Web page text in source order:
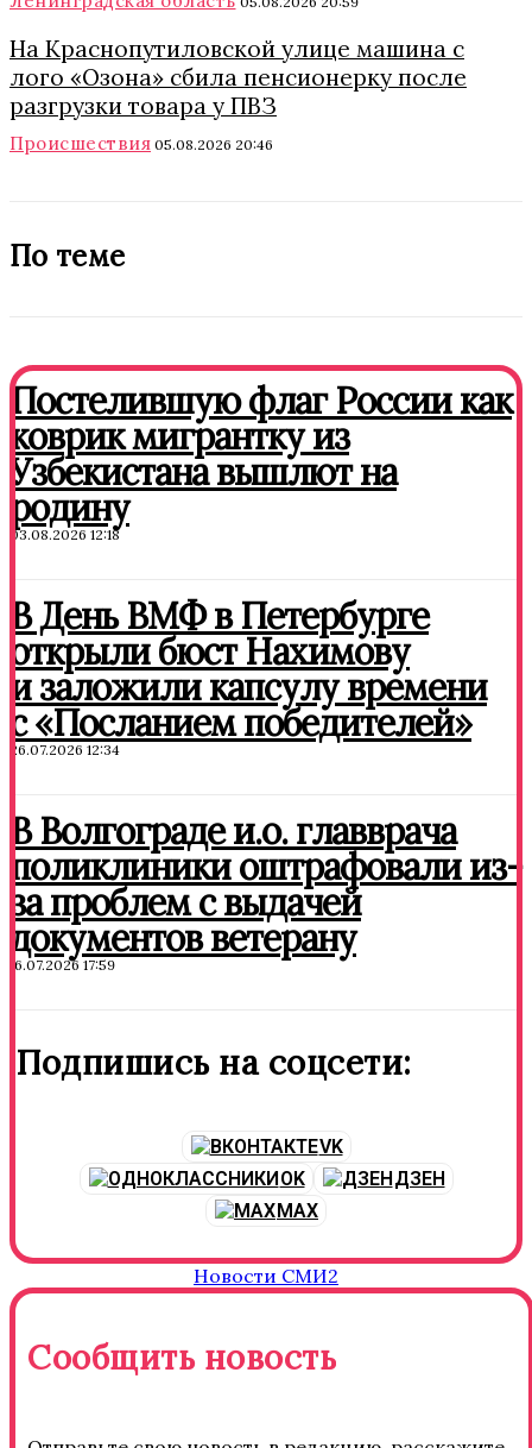
На Краснопутиловской улице машина с
лого «Озона» сбила пенсионерку после
разгрузки товара у ПВЗ
Происшествия 05.08.2026 20:46
По теме
Постелившую флаг России как
коврик мигрантку из
Узбекистана вышлют на
родину
03.08.2026 12:18
В День ВМФ в Петербурге
открыли бюст Нахимову
и заложили капсулу времени
с «Посланием победителей»
26.07.2026 12:34
В Волгограде и.о. главврача
поликлиники оштрафовали из-
за проблем с выдачей
документов ветерану
16.07.2026 17:59
Подпишись на соцсети:
VK
OK
ДЗЕН
MAX
Новости СМИ2
Сообщить новость